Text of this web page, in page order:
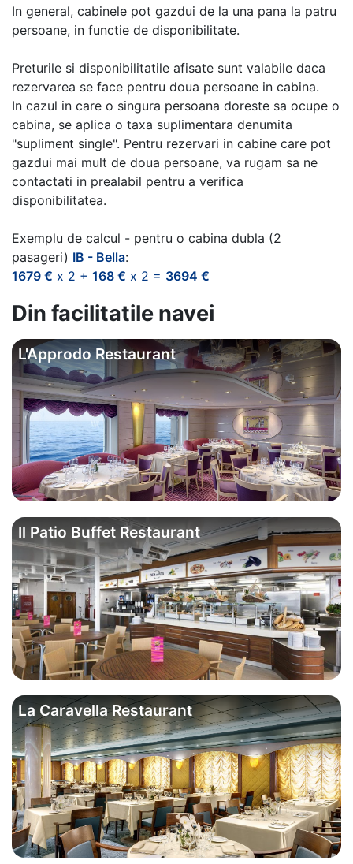
In general, cabinele pot gazdui de la una pana la patru
persoane, in functie de disponibilitate.
Preturile si disponibilitatile afisate sunt valabile daca
rezervarea se face pentru doua persoane in cabina.
In cazul in care o singura persoana doreste sa ocupe o
cabina, se aplica o taxa suplimentara denumita
"supliment single". Pentru rezervari in cabine care pot
gazdui mai mult de doua persoane, va rugam sa ne
contactati in prealabil pentru a verifica
disponibilitatea.
Exemplu de calcul - pentru o cabina dubla (2
pasageri) IB - Bella:
1679 € x 2 + 168 € x 2 = 3694 €
Din facilitatile navei
L'Approdo Restaurant
Il Patio Buffet Restaurant
La Caravella Restaurant